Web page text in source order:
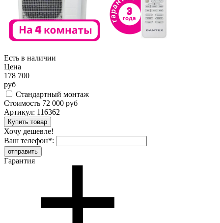
Есть в наличии
Цена
178 700
руб
Стандартный монтаж
Стоимость 72 000 руб
Артикул: 116362
Хочу дешевле!
Ваш телефон*:
Гарантия